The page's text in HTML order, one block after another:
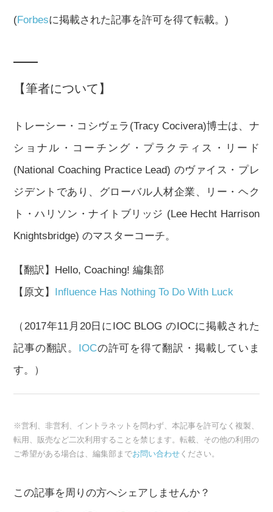
(Forbesに掲載された記事を許可を得て転載。)
【筆者について】
トレーシー・コシヴェラ(Tracy Cocivera)博士は、ナ
ショナル・コーチング・プラクティス・リード
(National Coaching Practice Lead) のヴァイス・プレ
ジデントであり、グローバル人材企業、リー・ヘク
ト・ハリソン・ナイトブリッジ (Lee Hecht Harrison
Knightsbridge) のマスターコーチ。
【翻訳】Hello, Coaching! 編集部
【原文】 Influence Has Nothing To Do With Luck
（2017年11月20日にIOC BLOG のIOCに掲載された
記事の翻訳。 IOCの許可を得て翻訳・掲載していま
す。）
※営利、非営利、イントラネットを問わず、本記事を許可なく複製、
転用、販売など二次利用することを禁じます。転載、その他の利用の
ご希望がある場合は、編集部までお問い合わせ ください。
この記事を周りの方へシェアしませんか？